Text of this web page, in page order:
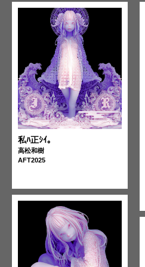
私ﾊ正ｼｲ。
高松和樹
AFT2025